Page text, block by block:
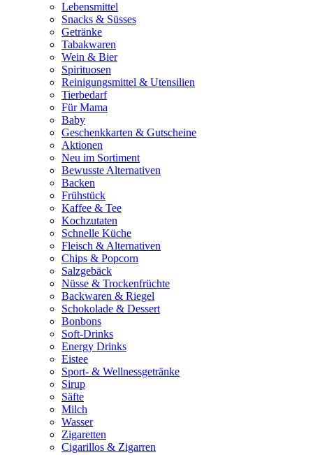
Lebensmittel
Snacks & Süsses
Getränke
Tabakwaren
Wein & Bier
Spirituosen
Reinigungsmittel & Utensilien
Tierbedarf
Für Mama
Baby
Geschenkkarten & Gutscheine
Aktionen
Neu im Sortiment
Bewusste Alternativen
Backen
Frühstück
Kaffee & Tee
Kochzutaten
Schnelle Küche
Fleisch & Alternativen
Chips & Popcorn
Salzgebäck
Nüsse & Trockenfrüchte
Backwaren & Riegel
Schokolade & Dessert
Bonbons
Soft-Drinks
Energy Drinks
Eistee
Sport- & Wellnessgetränke
Sirup
Säfte
Milch
Wasser
Zigaretten
Cigarillos & Zigarren